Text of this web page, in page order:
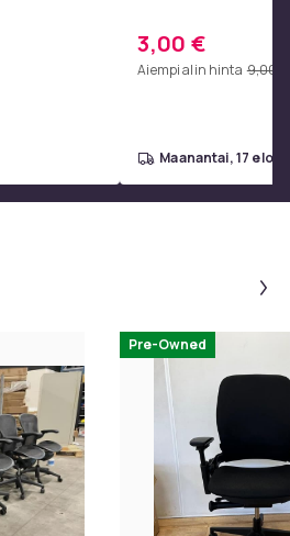
3,00 €
Aiempi alin hinta 9,00 €
maanantai, 17 elo
Pre-Owned